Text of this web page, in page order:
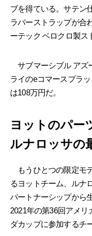
ブを得ている。サテン
ラバーストラップが合
ーテック ベロクロ製ス
サブマーシブル アズ
ライのeコマースプラ
は108万円だ。
ヨットのパー
ルナロッサの
もうひとつの限定モ
るヨットチーム、ルナ
パートナーシップから
2021年の第36回アメリ
ダカップに参加するチ